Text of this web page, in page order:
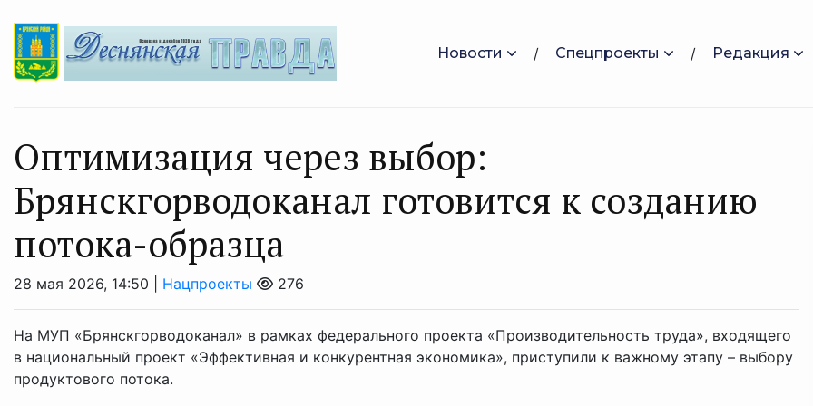
Новости Спецпроекты Редакция
Оптимизация через выбор:
Брянскгорводоканал готовится к созданию
потока-образца
28 мая 2026, 14:50 | Нацпроекты 276
На МУП «Брянскгорводоканал» в рамках федерального проекта «Производительность труда», входящего
в национальный проект «Эффективная и конкурентная экономика», приступили к важному этапу – выбору
продуктового потока.